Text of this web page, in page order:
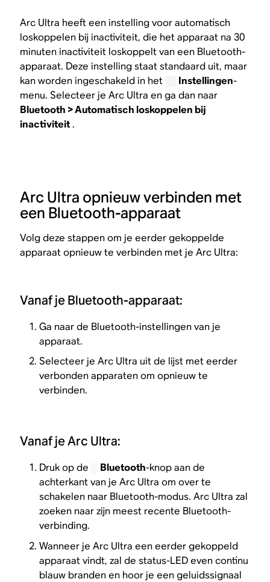
Arc Ultra heeft een instelling voor automatisch
loskoppelen bij inactiviteit, die het apparaat na 30
minuten inactiviteit loskoppelt van een Bluetooth-
apparaat. Deze instelling staat standaard uit, maar
kan worden ingeschakeld in het
Instellingen-
menu. Selecteer je Arc Ultra en ga dan naar
Bluetooth > Automatisch loskoppelen bij
inactiviteit.
Arc Ultra opnieuw verbinden met
een Bluetooth-apparaat
Volg deze stappen om je eerder gekoppelde
apparaat opnieuw te verbinden met je Arc Ultra:
Vanaf je Bluetooth-apparaat:
Ga naar de Bluetooth-instellingen van je
apparaat.
Selecteer je Arc Ultra uit de lijst met eerder
verbonden apparaten om opnieuw te
verbinden.
Vanaf je Arc Ultra:
Druk op de Bluetooth-knop aan de
achterkant van je Arc Ultra om over te
schakelen naar Bluetooth-modus. Arc Ultra zal
zoeken naar zijn meest recente Bluetooth-
verbinding.
Wanneer je Arc Ultra een eerder gekoppeld
apparaat vindt, zal de status-LED even continu
blauw branden en hoor je een geluidssignaal